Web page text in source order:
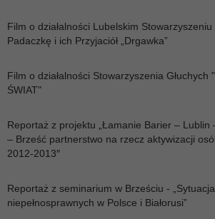
Film o działalności Lubelskim
Padaczkę i ich Przyjaciół „Drgawka”
Film o działalności Stowarzyszenia Głuchych
ŚWIAT"
Reportaż z projektu „Łamanie Barier – Lublin
– Brześć partnerstwo na rzecz aktywizacji
2012-2013″
Reportaż z seminarium w Brześciu -
niepełnosprawnych w Polsce i Białorusi”